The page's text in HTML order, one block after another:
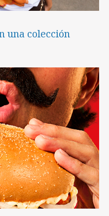
una colección